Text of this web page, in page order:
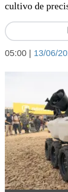
Arte y cultura
Economía y
Sociedad y
El tiempo
Fúnebres
Clasificados
cultivo de
05:00 | 13/06/